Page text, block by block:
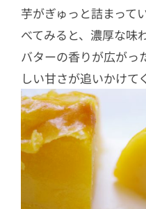
芋がぎゅっと詰まって
べてみると、濃厚な味
バターの香りが広がっ
しい甘さが追いかけて